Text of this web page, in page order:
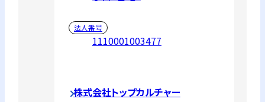
法人番号
1110001003477
株式会社トップカルチャー